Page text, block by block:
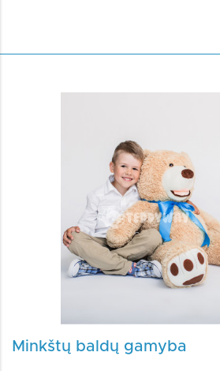
Minkštų baldų gamyba